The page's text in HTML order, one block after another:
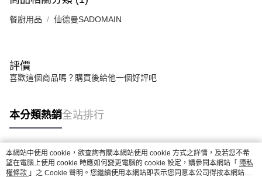
餐廚用品 仙德曼SADOMAIN
評價
喜歡這個商品嗎？購買後給他一個好評吧
本分類熱銷全站排行
熱門標籤
本網站中使用 cookie，欲查詢有關本網站使用 cookie 方式之詳情，及若您不希
望在電腦上使用 cookie 時應如何變更電腦的 cookie 設定，請參閱本網站「 隱私
權條款 」之 Cookie 聲明。您繼續使用本網站即表示您同意本公司得按本網站使